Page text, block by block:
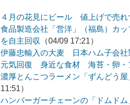
４月の花見にビール 値上げで売れ
食品製造会社「営洋」（福島）カ
を自主回収
（04/09 17:21）
伊藤忠輸入の大麦 日本ハム子会社
元気回復 身近な食材 海苔・卵・
濃厚とんこつラーメン「ずんどう
11:51）
ハンバーガーチェーンの「ドムド